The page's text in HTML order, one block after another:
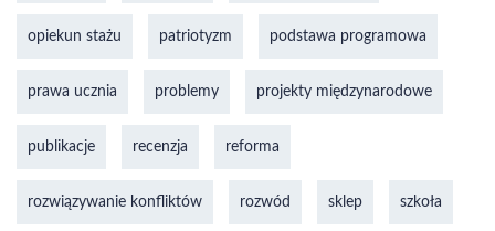
opiekun stażu patriotyzm podstawa programowa
prawa ucznia problemy projekty międzynarodowe
publikacje recenzja reforma
rozwiązywanie konfliktów rozwód sklep szkoła